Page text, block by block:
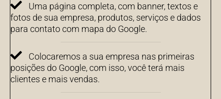
Uma página completa, com banner, textos e
fotos de sua empresa, produtos, serviços e dados
para contato com mapa do Google.
Colocaremos a sua empresa nas primeiras
posições do Google, com isso, você terá mais
clientes e mais vendas.